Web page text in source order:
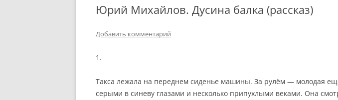
Юрий Михайлов. Дусина балка (рассказ)
Добавить комментарий
1.
Такса лежала на переднем сиденье машины. За рулём — молодая
серыми в синеву глазами и несколько припухлыми веками. Она